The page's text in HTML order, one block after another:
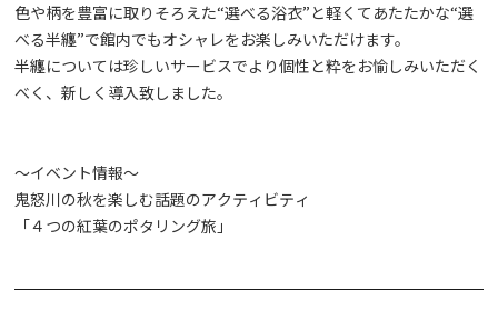
色や柄を豊富に取りそろえた“選べる浴衣”と軽くてあたたかな“選
べる半纏”で館内でもオシャレをお楽しみいただけます。
半纏については珍しいサービスでより個性と粋をお愉しみいただく
べく、新しく導入致しました。
～イベント情報～
鬼怒川の秋を楽しむ話題のアクティビティ
「４つの紅葉のポタリング旅」